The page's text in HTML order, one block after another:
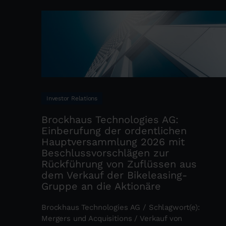
Investor Relations
Brockhaus Technologies AG:
Einberufung der ordentlichen
Hauptversammlung 2026 mit
Beschlussvorschlägen zur
Rückführung von Zuflüssen aus
dem Verkauf der Bikeleasing-
Gruppe an die Aktionäre
Brockhaus Technologies AG / Schlagwort(e):
Mergers und Acquisitions / Verkauf von